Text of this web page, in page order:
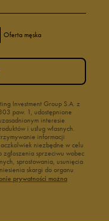
Oferta męska
Investment Group S.A. z
paw. 1, udostępnione
interesie
i usług własnych.
informacji
niezbędne w celu
sprzeciwu wobec
sprostowania, usunięcia
skargi do organu
prywatności można